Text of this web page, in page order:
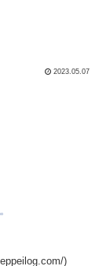
2023.05.07
)